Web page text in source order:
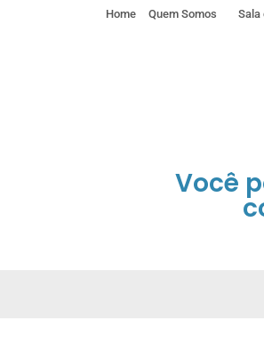
Home Quem Somos Sala
Você